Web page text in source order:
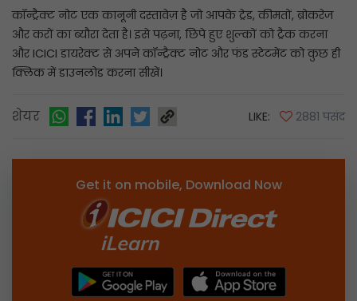
कॉन्ट्रैक्ट नोट एक कानूनी दस्तावेज़ है जो आपके ट्रेड, कीमतों, ब्रोकरेज
और करों का ब्यौरा देता है। इसे पढ़ना, छिपे हुए शुल्कों को ट्रैक करना
और ICICI डायरेक्ट से अपने कॉन्ट्रैक्ट नोट और फंड स्टेटमेंट को कुछ ही
क्लिक में डाउनलोड करना सीखें।
शेयर LIKE: 2881 पसंद
Get it on mobile, Download Now